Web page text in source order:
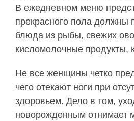
В ежедневном меню
прекрасного пола должны
блюда из рыбы, свежих
кисломолочные продукты,
Не все женщины четко
чего отекают ноги при
здоровьем. Дело в том,
новорожденным отнимает